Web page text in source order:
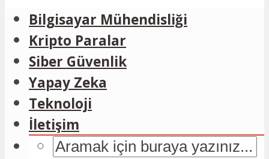
Bilgisayar Mühendisliği
Kripto Paralar
Siber Güvenlik
Yapay Zeka
Teknoloji
İletişim